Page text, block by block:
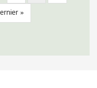
courante
»